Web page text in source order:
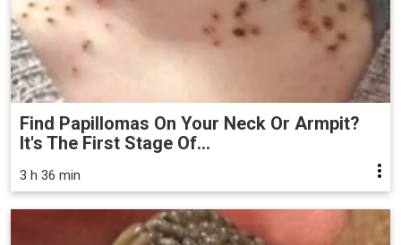
Find Papillomas On Your Neck Or Armpit?
It's The First Stage Of...
3 h 36 min